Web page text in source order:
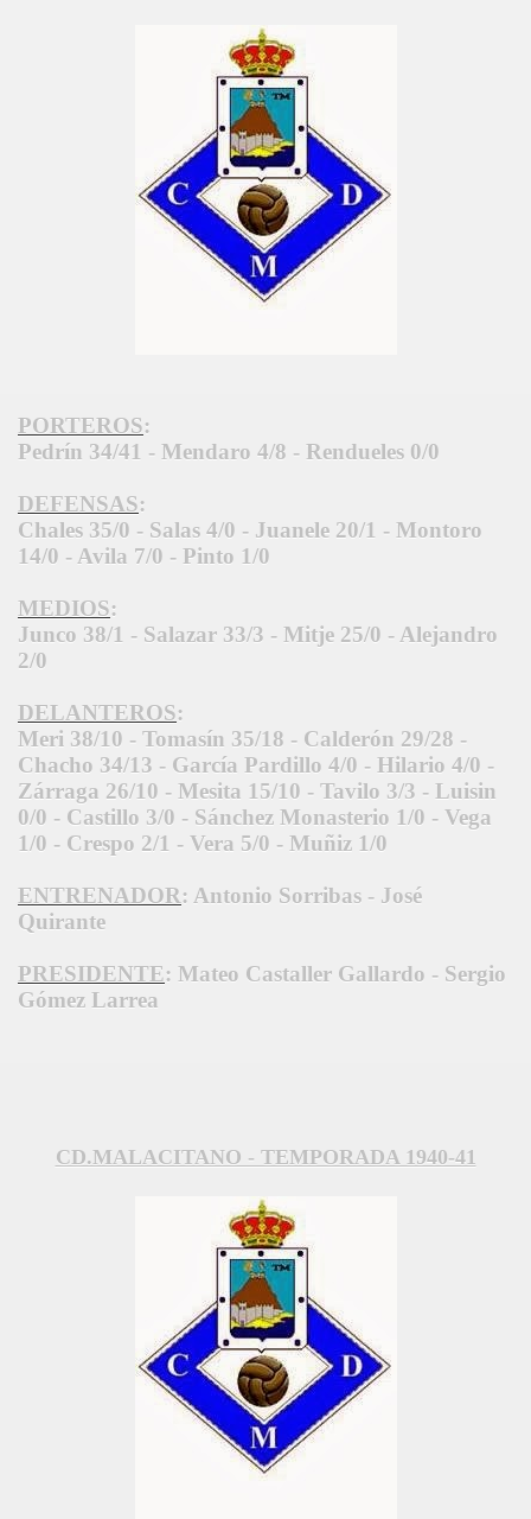
PORTEROS:
Pedrín 34/41 - Mendaro 4/8 - Rendueles 0/0
DEFENSAS:
Chales 35/0 - Salas 4/0 - Juanele 20/1 - Montoro
14/0 - Avila 7/0 - Pinto 1/0
MEDIOS:
Junco 38/1 - Salazar 33/3 - Mitje 25/0 - Alejandro
2/0
DELANTEROS:
Meri 38/10 - Tomasín 35/18 - Calderón 29/28 -
Chacho 34/13 - García Pardillo 4/0 - Hilario 4/0 -
Zárraga 26/10 - Mesita 15/10 - Tavilo 3/3 - Luisin
0/0 - Castillo 3/0 - Sánchez Monasterio 1/0 - Vega
1/0 - Crespo 2/1 - Vera 5/0 - Muñiz 1/0
ENTRENADOR: Antonio Sorribas - José
Quirante
PRESIDENTE: Mateo Castaller Gallardo - Sergio
Gómez Larrea
CD.MALACITANO - TEMPORADA 1940-41